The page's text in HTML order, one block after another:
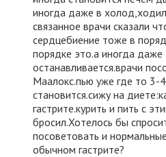
иногда даже в
связанное врачи сказали
сердцебиение тоже в
порядке это.а иногда
останавливается.врачи
Маалокс.пью уже где то 3-
становится.сижу на
гастрите.курить и пить с
бросил.Хотелось бы
посоветовать и
обычном гастрите?